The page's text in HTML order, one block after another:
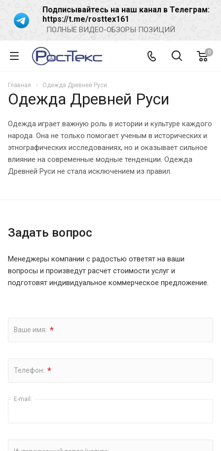
Подписывайтесь на наш канал в Телеграм:
https://t.me/rosttex161
ПОЛНЫЕ ВИДЕО-ОБЗОРЫ ПОЗИЦИЙ
0
Главная Одежда Древней Руси
Одежда Древней Руси
Одежда играет важную роль в истории и культуре каждого
народа. Она не только помогает ученым в исторических и
этнографических исследованиях, но и оказывает сильное
влияние на современные модные тенденции. Одежда
Древней Руси не стала исключением из правил.
Задать вопрос
Менеджеры компании с радостью ответят на ваши
вопросы и произведут расчет стоимости услуг и
подготовят индивидуальное коммерческое предложение.
Ваше имя: *
Телефон: *
E-mail: